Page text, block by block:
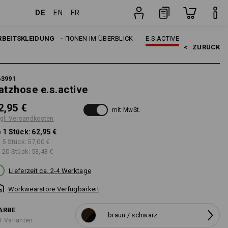
DE EN FR
E.S.ACTIVE
E.S. KOLLEKTIONEN IM ÜBERBLICK
< ZURÜCK
e.s.active
€
Versandkosten
mit MwSt.
1 Stück: 62,95 €
5 Stück: 57,00 €
20 Stück: 53,43 €
Lieferzeit ca. 2-4 Werktage
Workwearstore Verfügbarkeit
Varianten
braun / schwarz